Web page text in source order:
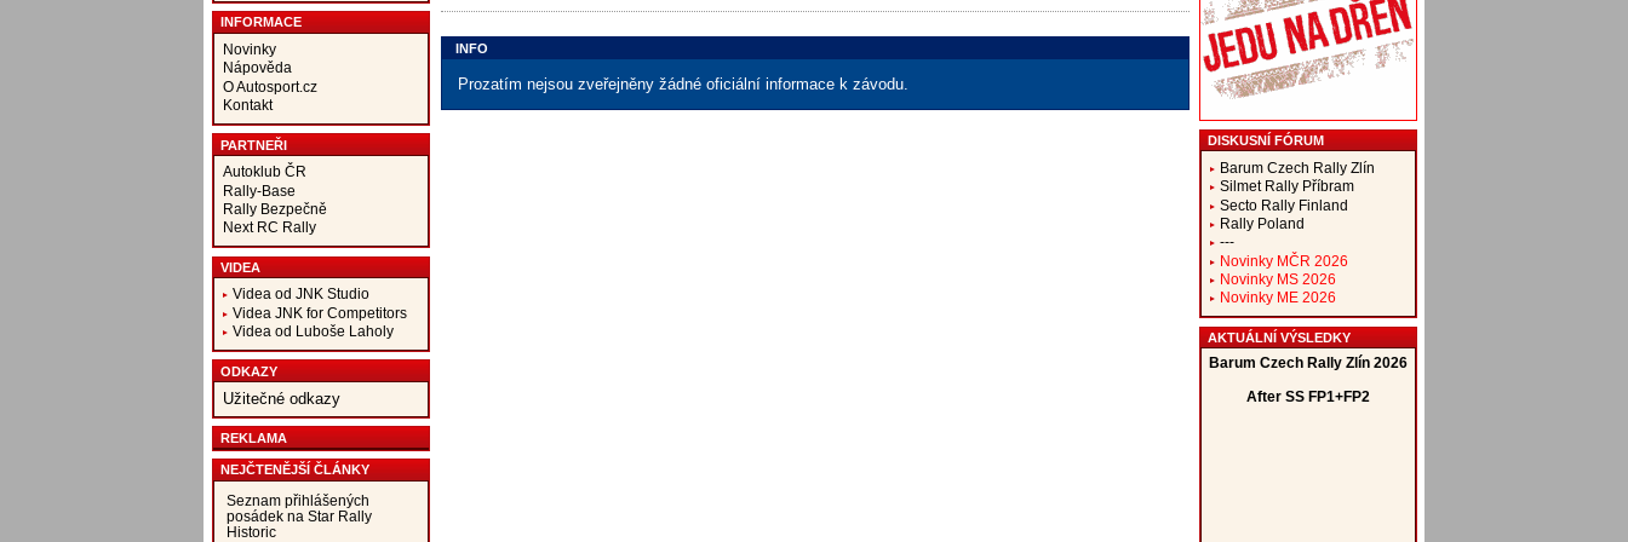
INFORMACE
Novinky
Nápověda
O Autosport.cz
Kontakt
PARTNEŘI
Autoklub ČR
Rally-Base
Rally Bezpečně
Next RC Rally
VIDEA
Videa od JNK Studio
Videa JNK for Competitors
Videa od Luboše Laholy
ODKAZY
Užitečné odkazy
REKLAMA
NEJČTENĚJŠÍ ČLÁNKY
Seznam přihlášených
posádek na Star Rally
Historic
INFO
Prozatím nejsou zveřejněny žádné oficiální informace k závodu.
DISKUSNÍ FÓRUM
Barum Czech Rally Zlín
Silmet Rally Příbram
Secto Rally Finland
Rally Poland
---
Novinky MČR 2026
Novinky MS 2026
Novinky ME 2026
AKTUÁLNÍ VÝSLEDKY